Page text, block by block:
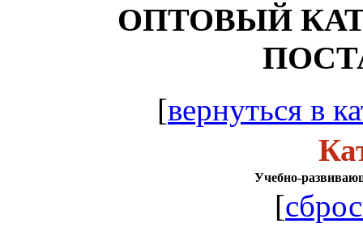
ОПТОВЫЙ
[вернуться в
Учебно-
[